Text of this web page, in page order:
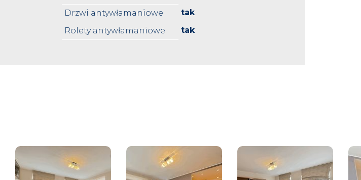
Drzwi antywłamaniowe
tak
Rolety antywłamaniowe
tak